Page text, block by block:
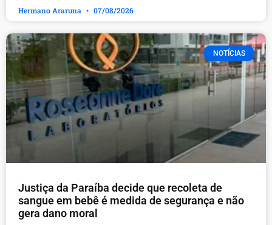
Hermano Araruna 07/08/2026
NOTÍCIAS
Justiça da Paraíba decide que recoleta de
sangue em bebê é medida de segurança e não
gera dano moral